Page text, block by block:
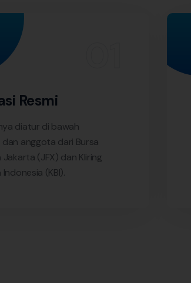
Resmi
diatur di bawah
dan anggota dari Bursa
Jakarta (JFX) dan Kliring
Indonesia (KBI).